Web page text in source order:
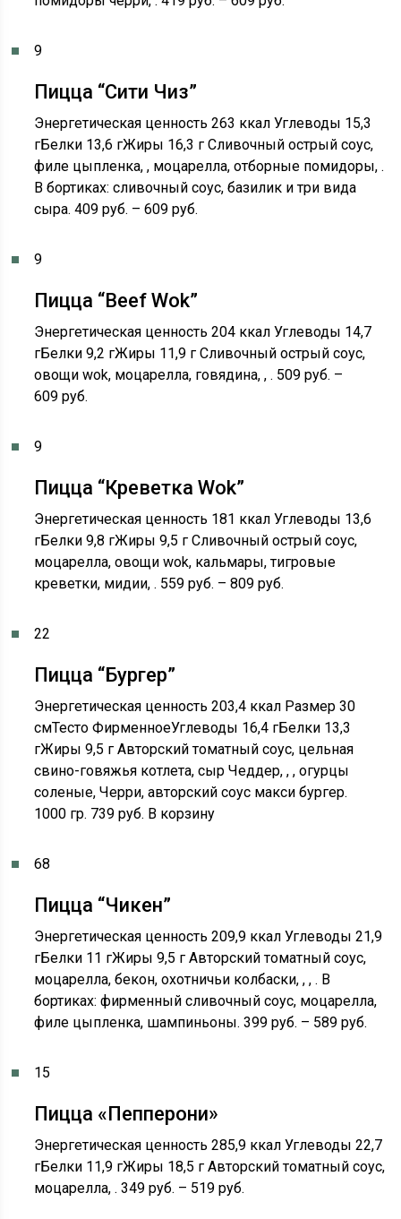
9
Пицца “Сити Чиз”
Энергетическая ценность 263 ккал Углеводы 15,3
гБелки 13,6 гЖиры 16,3 г Сливочный острый соус,
филе цыпленка, , моцарелла, отборные помидоры, .
В бортиках: сливочный соус, базилик и три вида
сыра. 409 руб. – 609 руб.
9
Пицца “Beef Wok”
Энергетическая ценность 204 ккал Углеводы 14,7
гБелки 9,2 гЖиры 11,9 г Сливочный острый соус,
овощи wok, моцарелла, говядина, , . 509 руб. –
609 руб.
9
Пицца “Креветка Wok”
Энергетическая ценность 181 ккал Углеводы 13,6
гБелки 9,8 гЖиры 9,5 г Сливочный острый соус,
моцарелла, овощи wok, кальмары, тигровые
креветки, мидии, . 559 руб. – 809 руб.
22
Пицца “Бургер”
Энергетическая ценность 203,4 ккал Размер 30
смТесто ФирменноеУглеводы 16,4 гБелки 13,3
гЖиры 9,5 г Авторский томатный соус, цельная
свино-говяжья котлета, сыр Чеддер, , , огурцы
соленые, Черри, авторский соус макси бургер.
1000 гр. 739 руб. В корзину
68
Пицца “Чикен”
Энергетическая ценность 209,9 ккал Углеводы 21,9
гБелки 11 гЖиры 9,5 г Авторский томатный соус,
моцарелла, бекон, охотничьи колбаски, , , . В
бортиках: фирменный сливочный соус, моцарелла,
филе цыпленка, шампиньоны. 399 руб. – 589 руб.
15
Пицца «Пепперони»
Энергетическая ценность 285,9 ккал Углеводы 22,7
гБелки 11,9 гЖиры 18,5 г Авторский томатный соус,
моцарелла, . 349 руб. – 519 руб.